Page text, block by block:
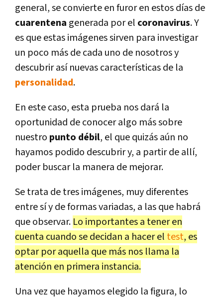
general, se convierte en furor en estos días de
cuarentena generada por el coronavirus. Y
es que estas imágenes sirven para investigar
un poco más de cada uno de nosotros y
descubrir así nuevas características de la
personalidad.
En este caso, esta prueba nos dará la
oportunidad de conocer algo más sobre
nuestro punto débil, el que quizás aún no
hayamos podido descubrir y, a partir de allí,
poder buscar la manera de mejorar.
Se trata de tres imágenes, muy diferentes
entre sí y de formas variadas, a las que habrá
que observar. Lo importantes a tener en
cuenta cuando se decidan a hacer el test, es
optar por aquella que más nos llama la
atención en primera instancia.
Una vez que hayamos elegido la figura, lo